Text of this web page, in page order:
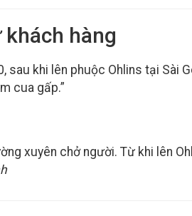
hàng
sau khi lên phuộc Ohlins tại Sài
cua gấp.”
xuyên chở người. Từ khi lên